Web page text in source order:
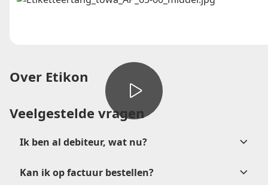
Over Etikon
Veelgestelde vragen
Ik ben al debiteur, wat nu?
Kan ik op factuur bestellen?